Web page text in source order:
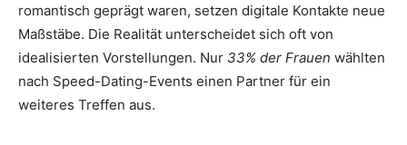
romantisch geprägt waren, setzen digitale Kontakte neue
Maßstäbe. Die Realität unterscheidet sich oft von
idealisierten Vorstellungen. Nur 33% der Frauen wählten
nach Speed-Dating-Events einen Partner für ein
weiteres Treffen aus.